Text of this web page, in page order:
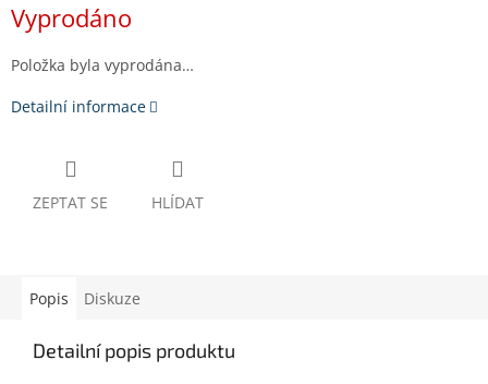
cena:
Vyprodáno
Položka byla vyprodána…
Detailní informace
ZEPTAT SE HLÍDAT
Popis Diskuze
Detailní popis produktu